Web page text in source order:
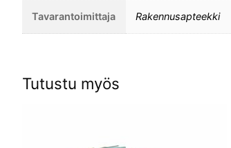
Tavarantoimittaja Rakennusapteekki
Tutustu myös